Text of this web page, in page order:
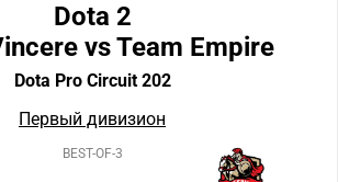
Dota 2
vs Team Empire
Dota Pro Circuit 202
Первый дивизион
BEST-OF-3